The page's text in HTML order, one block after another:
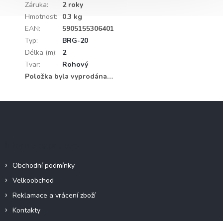
Záruka:
2 roky
Hmotnost:
0.3 kg
EAN:
5905155306401
Typ:
BRG-20
Délka (m):
2
Tvar:
Rohový
Položka byla vyprodána…
Obchodní podmínky
Velkoobchod
Reklamace a vrácení zboží
Kontakty